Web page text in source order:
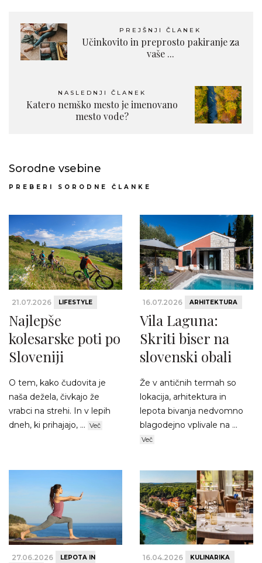
PREJŠNJI ČLANEK
Učinkovito in preprosto pakiranje za
vaše ...
NASLEDNJI ČLANEK
Katero nemško mesto je imenovano
mesto vode?
Sorodne vsebine
PREBERI SORODNE ČLANKE
21.07.2026 LIFESTYLE
Najlepše
kolesarske poti po
Sloveniji
O tem, kako čudovita je
naša dežela, čivkajo že
vrabci na strehi. In v lepih
dneh, ki prihajajo, ... Več
16.07.2026 ARHITEKTURA
Vila Laguna:
Skriti biser na
slovenski obali
Že v antičnih termah so
lokacija, arhitektura in
lepota bivanja nedvomno
blagodejno vplivale na ...
Več
27.06.2026
LEPOTA IN
16.04.2026 KULINARIKA